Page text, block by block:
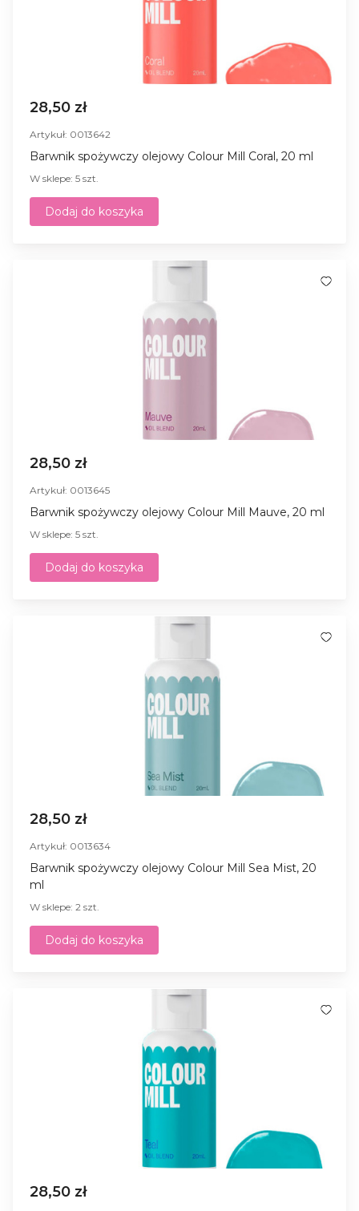
28,50 zł
Artykuł: 0013642
Barwnik spożywczy olejowy Colour Mill Coral, 20 ml
W sklepe: 5 szt.
Dodaj do koszyka
28,50 zł
Artykuł: 0013645
Barwnik spożywczy olejowy Colour Mill Mauve, 20 ml
W sklepe: 5 szt.
Dodaj do koszyka
28,50 zł
Artykuł: 0013634
Barwnik spożywczy olejowy Colour Mill Sea Mist, 20
ml
W sklepe: 2 szt.
Dodaj do koszyka
28,50 zł